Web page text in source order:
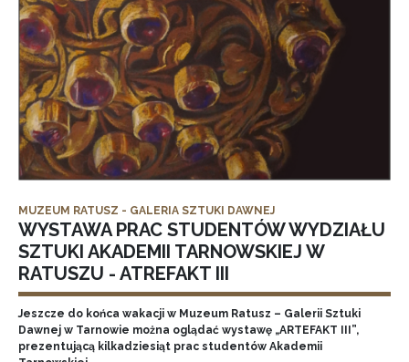
MUZEUM RATUSZ - GALERIA SZTUKI DAWNEJ
WYSTAWA PRAC STUDENTÓW WYDZIAŁU
SZTUKI AKADEMII TARNOWSKIEJ W
RATUSZU - ATREFAKT III
Jeszcze do końca wakacji w Muzeum Ratusz – Galerii Sztuki
Dawnej w Tarnowie można oglądać wystawę „ARTEFAKT III”,
prezentującą kilkadziesiąt prac studentów Akademii